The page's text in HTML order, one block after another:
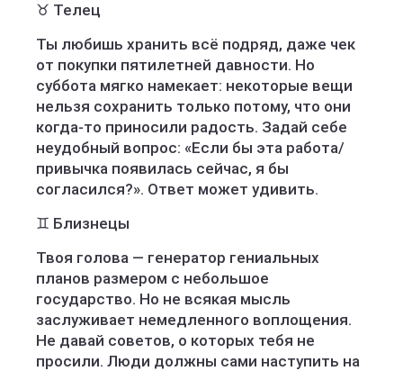
♉ Телец
Ты любишь хранить всё подряд, даже чек
от покупки пятилетней давности. Но
суббота мягко намекает: некоторые вещи
нельзя сохранить только потому, что они
когда-то приносили радость. Задай себе
неудобный вопрос: «Если бы эта работа/
привычка появилась сейчас, я бы
согласился?». Ответ может удивить.
♊ Близнецы
Твоя голова — генератор гениальных
планов размером с небольшое
государство. Но не всякая мысль
заслуживает немедленного воплощения.
Не давай советов, о которых тебя не
просили. Люди должны сами наступить на